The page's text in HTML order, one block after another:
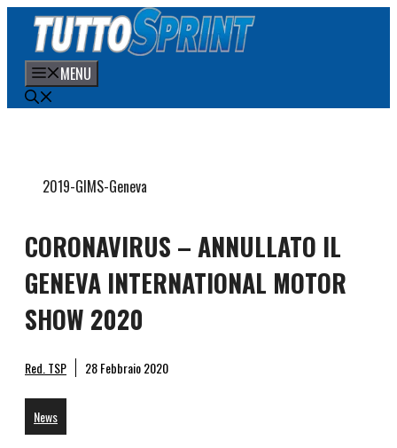
contenuto
MENU
CORONAVIRUS – ANNULLATO IL
GENEVA INTERNATIONAL MOTOR
SHOW 2020
Red. TSP 28 Febbraio 2020
News
2019-GIMS-Geneva